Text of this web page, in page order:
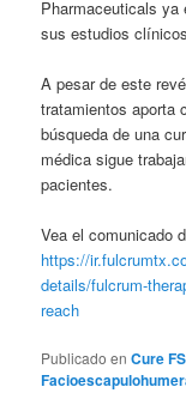
Pharmaceuticals ya
sus estudios
A pesar de este
tratamientos aporta
búsqueda de una
médica sigue
pacientes.
Vea el comunicado
https://
details/fulcrum-
reach
Publicado en Cure